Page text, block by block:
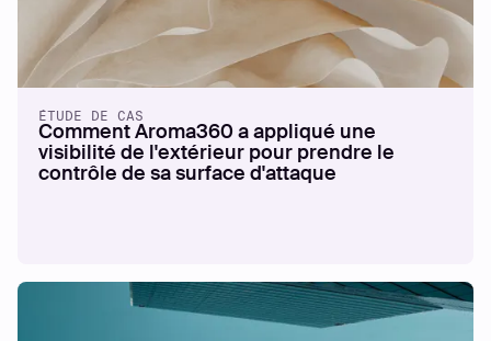
ÉTUDE DE CAS
Comment Aroma360 a appliqué une
visibilité de l'extérieur pour prendre le
contrôle de sa surface d'attaque